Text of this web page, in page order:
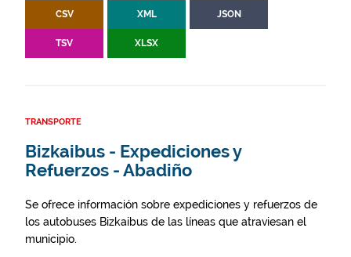
CSV XML JSON
TSV XLSX
TRANSPORTE
Bizkaibus - Expediciones y
Refuerzos - Abadiño
Se ofrece información sobre expediciones y refuerzos de
los autobuses Bizkaibus de las líneas que atraviesan el
municipio.